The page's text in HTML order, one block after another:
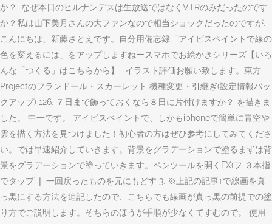
か？, なぜ本日のヒルナンデスは生放送ではなくVTRのみだったのです
か？私は山下美月さんの大ファンなので相当ショックだったのですが.
こんにちは、新藤さとえです。自分用備忘録「アイビスペイントで線の
色を変えるには」をアップしますねースマホでお絵かきシリーズ【いろ
んな「つくる」はこちらから】… イラスト評価お願い致します。東方
Projectのフランドール・スカーレット 機種変更・引継ぎ(設定情報バッ
クアップ) 126. ７日まで飾っておくなら８日に片付けますか？ を描きま
した。 中一です。 アイビスペイントで、しかもiphoneで簡単に青空や
雲を描く方法を見つけました！初心者の方はぜひ参考にしてみてくださ
い。では早速紹介していきます。背景をグラデーションで塗るまずは背
景をグラデーションで塗っていきます。ペンツールを開くFX(フ ３本指
でタップ ❘ 一回戻ったものを元にもどす 3. ※上記の記事↑で線画を真
っ黒にする方法を追記したので、こちらでも線画が真っ黒の前提での塗
り方でご説明します。そちらのほうが手順が少なくてすむので。 使用